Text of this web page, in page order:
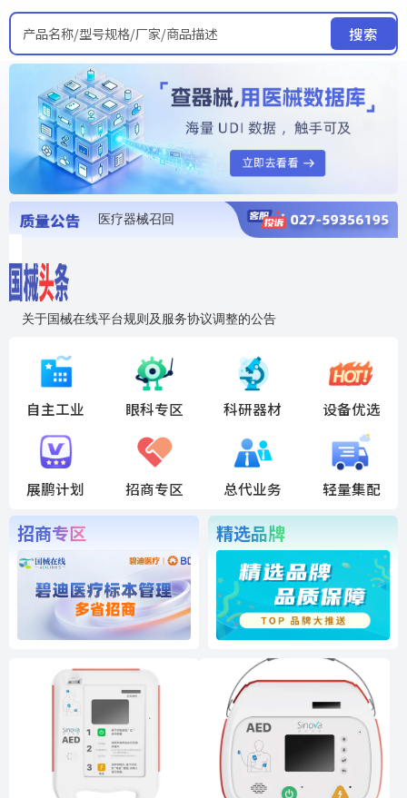
产品名称/型号规格/厂家/商品描述 搜索
医疗器械召回
关于国械在线平台规则及服务协议调整的公告
国药创研AED开启全国招商
自主工业 眼科专区 科研器材 设备优选
展鹏计划 招商专区 总代业务 轻量集配
招商专区 精选品牌